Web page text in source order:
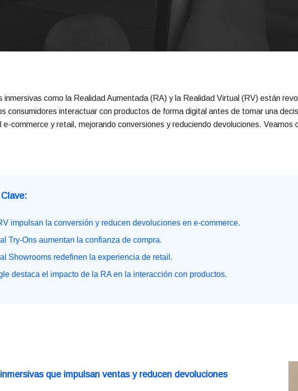
inmersivas como la Realidad Aumentada (RA) y la Realidad Virtual (RV) están
consumidores interactuar con productos de forma digital antes de tomar una
e-commerce y retail, mejorando conversiones y reduciendo devoluciones.
impulsan la conversión y reducen devoluciones en e-commerce.
Try-Ons aumentan la confianza de compra.
Showrooms redefinen la experiencia de retail.
destaca el impacto de la RA en la interacción con productos.
que impulsan ventas y reducen devoluciones